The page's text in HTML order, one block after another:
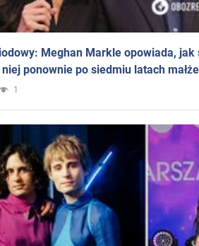
Meghan Markle opowiada, jak
ponownie po siedmiu latach
1